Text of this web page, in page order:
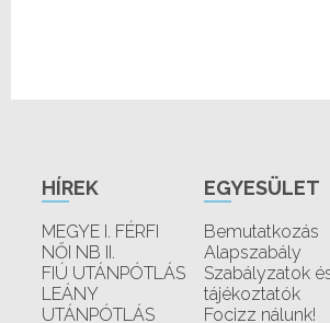
HÍREK
MEGYE I. FÉRFI
NŐI NB II.
FIÚ UTÁNPÓTLÁS
LEÁNY
UTÁNPÓTLÁS
EGYESÜLET
Bemutatkozás
Alapszabály
Szabályzatok
tájékoztatók
Focizz nálunk!